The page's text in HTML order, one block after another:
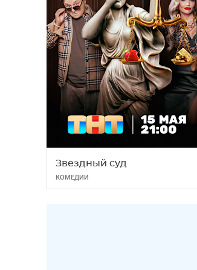
Звездный суд
КОМЕДИИ